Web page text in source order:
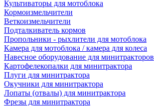
Культиваторы для мотоблока
Кормоизмельчители
Веткоизмельчители
Подталкиватель кормов
Пропольники - рыхлители для мотоблока
Камера для мотоблока / камера для колеса
Навесное оборудование для минитракторов
Картофелекопалки для минитрактора
Плуги для минитрактора
Окучники для минитрактора
Лопаты (отвалы) для минитрактора
Фрезы для минитрактора